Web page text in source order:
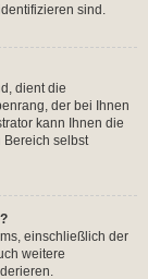
sind.
dient die
der bei Ihnen
kann Ihnen die
Bereich selbst
einschließlich der
weitere